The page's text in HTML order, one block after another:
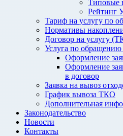
Типовые
Рейтинг
Тариф на услугу по
Нормативы
Договор на услугу
Услуга по
Оформление
Оформление
в договор
Заявка на вывоз
График вывоза ТКО
Дополнительная
Законодательство
Новости
Контакты